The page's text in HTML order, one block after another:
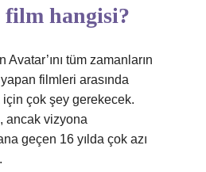
film hangisi?
Avatar’ını tüm zamanların
filmleri arasında
çok şey gerekecek.
ancak vizyona
geçen 16 yılda çok azı